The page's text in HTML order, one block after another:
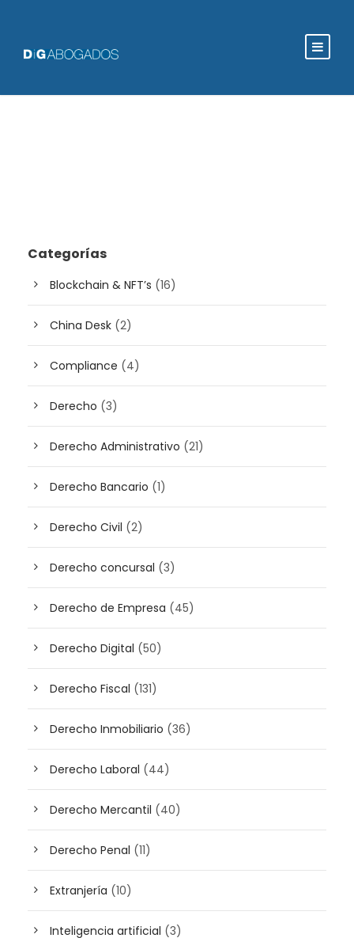
Categorías
Blockchain & NFT’s (16)
China Desk (2)
Compliance (4)
Derecho (3)
Derecho Administrativo (21)
Derecho Bancario (1)
Derecho Civil (2)
Derecho concursal (3)
Derecho de Empresa (45)
Derecho Digital (50)
Derecho Fiscal (131)
Derecho Inmobiliario (36)
Derecho Laboral (44)
Derecho Mercantil (40)
Derecho Penal (11)
Extranjería (10)
Inteligencia artificial (3)